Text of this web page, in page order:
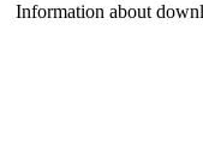
Information about